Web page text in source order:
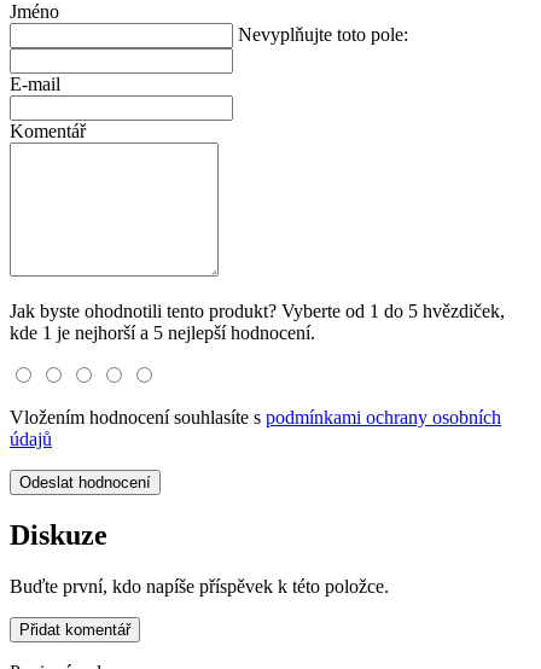
Jméno
Nevyplňujte toto pole:
E-mail
Komentář
Jak byste ohodnotili tento produkt? Vyberte od 1 do 5 hvězdiček,
kde 1 je nejhorší a 5 nejlepší hodnocení.
Vložením hodnocení souhlasíte s podmínkami ochrany osobních
údajů
Odeslat hodnocení
Diskuze
Buďte první, kdo napíše příspěvek k této položce.
Přidat komentář